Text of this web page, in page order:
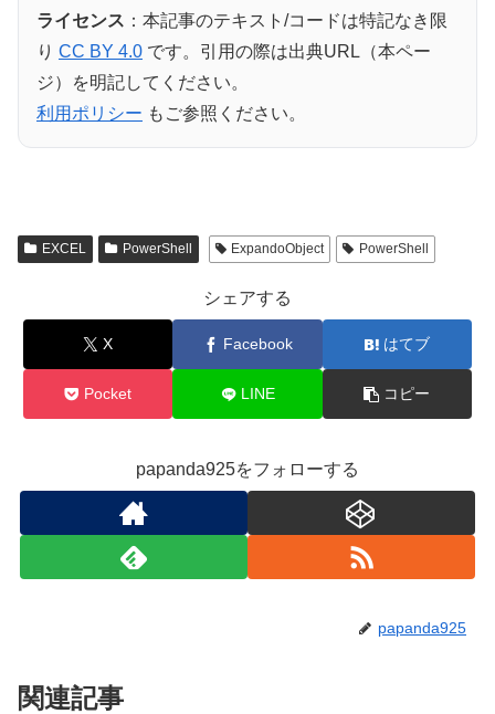
ライセンス ：本記事のテキスト/コードは特記なき限
り CC BY 4.0 です。引用の際は出典URL（本ペー
ジ）を明記してください。
利用ポリシー もご参照ください。
EXCEL PowerShell ExpandoObject PowerShell
シェアする
X Facebook はてブ
Pocket LINE コピー
papanda925をフォローする
papanda925
関連記事